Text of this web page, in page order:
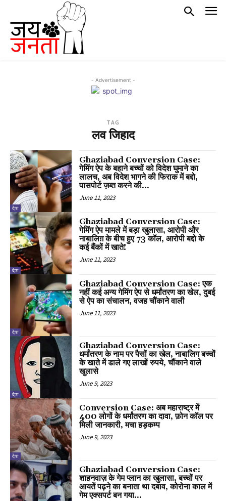
- Advertisement -
TAG
लव जिहाद
देश
Ghaziabad Conversion Case:
गेमिंग ऐप के बहाने बच्चों को विदेश घुमाने का
लालच, अब विदेश भागने की फिराक में बद्दो,
पासपोर्ट ज़ब्त करने की...
June 11, 2023
देश
Ghaziabad Conversion Case:
गेमिंग ऐप मामले में बड़ा खुलासा, आरोपी और
नाबालिग़ के बीच हुए 73 कॉल, आरोपी बद्दो के
कई बैंकों में खाते!
June 11, 2023
देश
Ghaziabad Conversion Case: एक
नहीं कई अन्य गेमिंग ऐप से धर्मांतरण का खेल, दुबई
से ऐप का संचालन, वजह चौंकाने वाली
June 11, 2023
देश
Ghaziabad Conversion Case:
धर्मांतरण के नाम पर पैसों का खेल, नाबालिग बच्चों
के खाते में डाले गए लाखों रुपये, चौंकाने वाले
खुलासे
June 9, 2023
देश
Conversion Case: अब महाराष्ट्र में
400 लोगों के धर्मांतरण का दावा, फ़ोन कॉल पर
मिली जानकारी, मचा हड़कम्प
June 9, 2023
Ghaziabad Conversion Case:
शाहनवाज़ के गेम प्लान का खुलासा, बच्चों पर
आयतें पढ़ने का बनाता था दबाव, कोरोना काल में
गेम एक्सपर्ट बन गया...